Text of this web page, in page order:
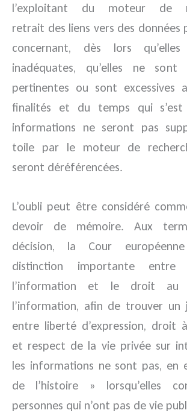
l’exploitant du moteur de
retrait des liens vers des données
concernant, dès lors qu’elles
inadéquates, qu’elles ne
pertinentes ou sont excessives
finalités et du temps qui
informations ne seront pas
toile par le moteur de
seront déréférencées.
L’oubli peut être considéré
devoir de mémoire. Aux
décision, la Cour
distinction importante
l’information et le droit au
l’information, afin de trouver un
entre liberté d’expression, droit
et respect de la vie privée sur
les informations ne sont pas, en
de l’histoire » lorsqu’elles
personnes qui n’ont pas de vie